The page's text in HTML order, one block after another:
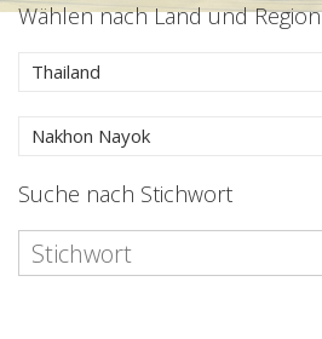
Wählen nach Land und Region
Thailand
Nakhon Nayok
Suche nach Stichwort